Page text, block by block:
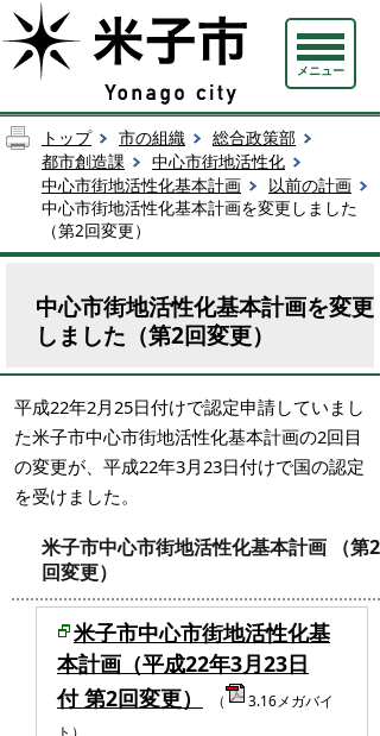
メニュー
トップ 市の組織
総合政策部
都市創造課
中心市街地活性化
中心市街地活性化基本計画
以前の計画
中心市街地活性化基本計画を変更しました
（第2回変更）
中心市街地活性化基本計画を変更
しました（第2回変更）
平成22年2月25日付けで認定申請していまし
た米子市中心市街地活性化基本計画の2回目
の変更が、平成22年3月23日付けで国の認定
を受けました。
米子市中心市街地活性化基本計画 （第2
回変更）
米子市中心市街地活性化基
本計画（平成22年3月23日
付 第2回変更）
（
3.16メガバイ
ト）